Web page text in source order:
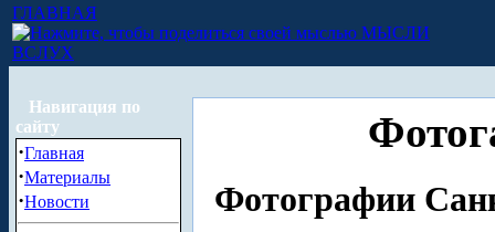
ГЛАВНАЯ
МЫСЛИ
ВСЛУХ
Навигация по
сайту
·Главная
·Материалы
·Новости Фотографии